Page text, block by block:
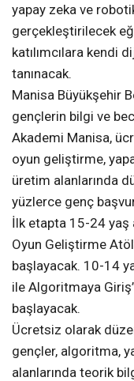
yapay zeka ve
gerçekleştirilecek
katılımcılara kendi
tanınacak.
Manisa Büyükşehir
gençlerin bilgi ve
Akademi Manisa,
oyun geliştirme,
üretim alanlarında
yüzlerce genç
İlk etapta 15-24 yaş
Oyun Geliştirme
başlayacak. 10-14
ile Algoritmaya
başlayacak.
Ücretsiz olarak
gençler, algoritma,
alanlarında teorik